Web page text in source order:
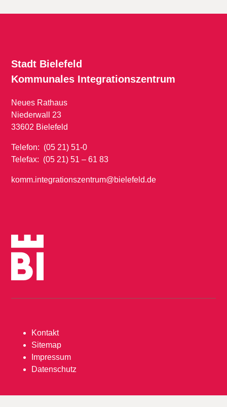
Stadt Bielefeld
Kommunales Integrationszentrum
Neues Rathaus
Niederwall 23
33602 Bielefeld
Telefon: (05 21) 51-0
Telefax: (05 21) 51 – 61 83
komm.integrationszentrum@bielefeld.de
Kontakt
Sitemap
Impressum
Datenschutz